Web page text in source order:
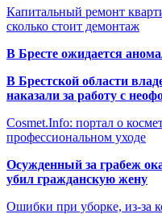
Капитальный ремонт
сколько стоит демонтаж
В Бресте ожидается
В Брестской области
наказали за работу с
Cosmet.Info: портал о
профессиональном уходе
Осужденный за грабеж
убил гражданскую жену
Ошибки при уборке, из-за